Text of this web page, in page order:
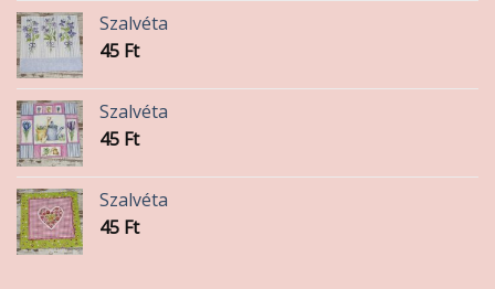
Szalvéta
45 Ft
Szalvéta
45 Ft
Szalvéta
45 Ft